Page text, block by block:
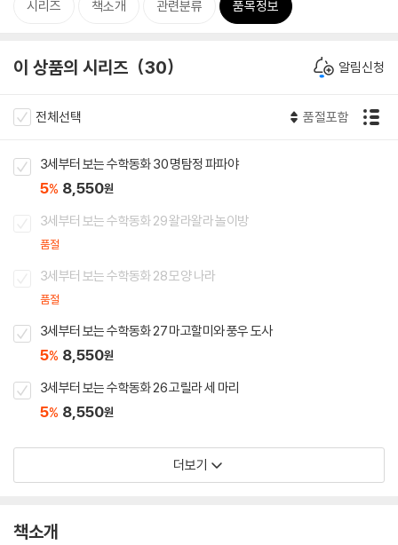
시리즈 책소개 관련분류 품목정보
이 상품의 시리즈 30 알림신청
전체선택 품절포함
3세부터 보는 수학동화 30 명탐정 파파야
5% 8,550원
3세부터 보는 수학동화 29 왈라왈라 놀이방
품절
3세부터 보는 수학동화 28 모양 나라
품절
3세부터 보는 수학동화 27 마고할미와 풍우 도사
5% 8,550원
3세부터 보는 수학동화 26 고릴라 세 마리
5% 8,550원
더보기
책소개